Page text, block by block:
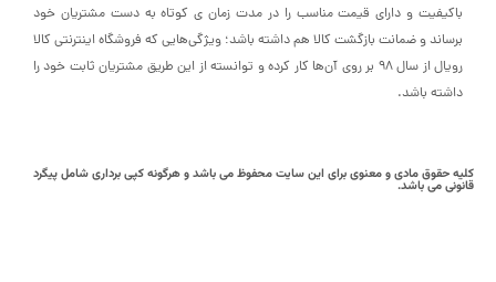
و دارای قیمت مناسب را در مدت زمان ی کوتاه به دست مشتریان خود
و ضمانت بازگشت کالا هم داشته باشد؛ ویژگی‌هایی که فروشگاه اینترنتی کالا
رویال از سال 98 بر روی آن‌ها کار کرده و توانسته از این طریق مشتریان ثابت خود را
باشد.
مادی و معنوی برای این سایت محفوظ می باشد و هرگونه کپی برداری شامل پیگرد
می باشد.